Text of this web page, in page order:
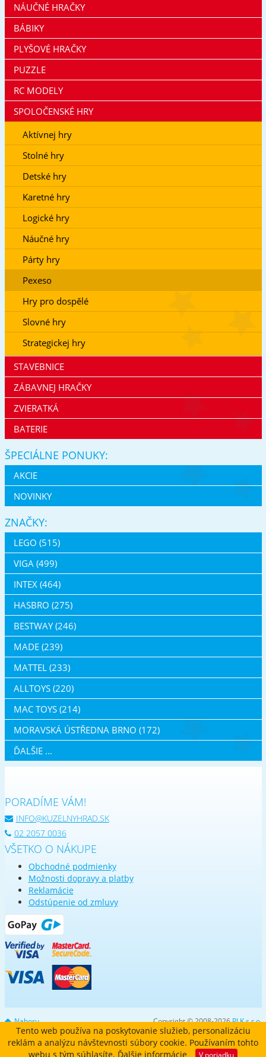
NÁUČNÉ HRAČKY
BÁBIKY
PLYŠOVÉ HRAČKY
PUZZLE
RC MODELY
SPOLOČENSKÉ HRY
Aktívnej hry
Stolné hry
Detské hry
Karetné hry
Logické hry
Náučné hry
Párty hry
Pexeso
Hry pro dospělé
Slovné hry
Strategickej hry
STAVEBNICE
ZÁBAVNEJ HRAČKY
ZVIERATKÁ
BATERIE
ŠPECIÁLNE PONUKY:
AKCIE
NOVINKY
ZNAČKY:
LEGO (515)
VIGA (499)
INTEX (464)
HASBRO (275)
BESTWAY (246)
MADE (239)
MATTEL (233)
ALLTOYS (220)
MAC TOYS (214)
MORAVSKÁ ÚSTŘEDNA BRNO (172)
ĎALŠIE ...
PORADÍME VÁM!
INFO@KUZELNYHRAD.SK
02 2057 0036
VŠETKO O NÁKUPE
Obchodné podmienky
Možnosti dopravy a platby
Reklamácie
Odstúpenie od zmluvy
Nahoru Copyright © 2008-2026PLK s.r.o.
Tento web používa na poskytovanie služieb, personalizáciu
reklám a analýzu návštevnosti súbory cookie. Používaním tohto
webu s tým súhlasíte. Ďalšie informácie V poriadku